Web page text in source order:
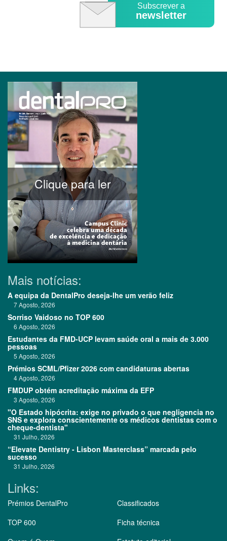
Subscrever a
newsletter
Clique para ler
Mais notícias:
A equipa da DentalPro deseja-lhe um verão feliz
7 Agosto, 2026
Sorriso Vaidoso no TOP 600
6 Agosto, 2026
Estudantes da FMD-UCP levam saúde oral a mais de 3.000
pessoas
5 Agosto, 2026
Prémios SCML/Pfizer 2026 com candidaturas abertas
4 Agosto, 2026
FMDUP obtém acreditação máxima da EFP
3 Agosto, 2026
"O Estado hipócrita: exige no privado o que negligencia no
SNS e explora conscientemente os médicos dentistas com o
cheque-dentista"
31 Julho, 2026
“Elevate Dentistry - Lisbon Masterclass” marcada pelo
sucesso
31 Julho, 2026
Links:
Prémios DentalPro
TOP 600
Classificados
Ficha técnica